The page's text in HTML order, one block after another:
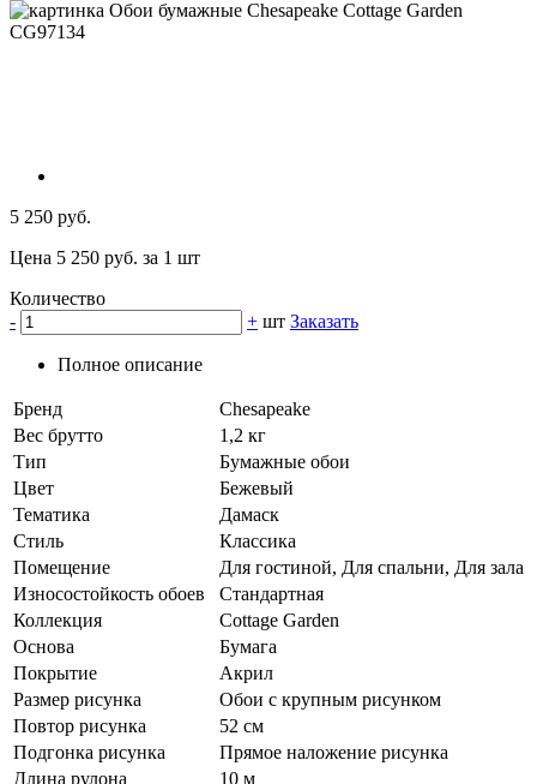
5 250 руб.
Цена 5 250 руб. за 1 шт
Количество
-
+ шт Заказать
Полное описание
Бренд
Chesapeake
Вес брутто
1,2 кг
Тип
Бумажные обои
Цвет
Бежевый
Тематика
Дамаск
Стиль
Классика
Помещение
Для гостиной, Для спальни, Для зала
Износостойкость обоев
Стандартная
Коллекция
Cottage Garden
Основа
Бумага
Покрытие
Акрил
Размер рисунка
Обои с крупным рисунком
Повтор рисунка
52 см
Подгонка рисунка
Прямое наложение рисунка
Длина рулона
10 м